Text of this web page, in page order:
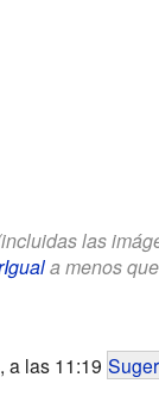
las
a menos
a las 11:19